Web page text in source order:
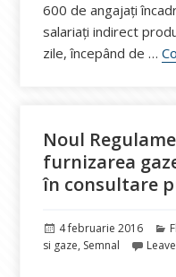
600 de angajaţi
salariați indirect
zile, începând de …
Noul
furnizarea
în consultare
Publicat
pe
4 februarie 2016
si gaze, Semnal